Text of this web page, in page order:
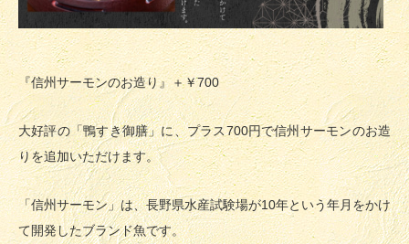
『信州サーモンのお造り』＋￥700
大好評の「鴨すき御膳」に、プラス700円で信州サーモンのお造
りを追加いただけます。
「信州サーモン」は、長野県水産試験場が10年という年月をかけ
て開発したブランド魚です。